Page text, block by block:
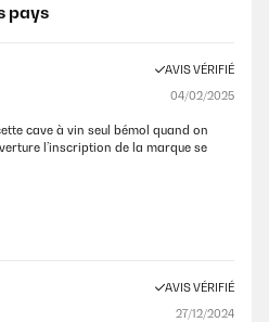
pays
AVIS VÉRIFIÉ
04/02/2025
cave à vin seul bémol quand on
l’inscription de la marque se
AVIS VÉRIFIÉ
27/12/2024